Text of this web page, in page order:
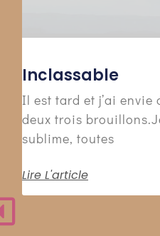
Inclassable
Il est tard et j’ai envie
deux trois
sublime, toutes
Lire L'article